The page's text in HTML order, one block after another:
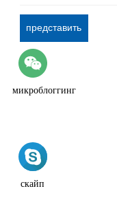
представить
микроблоггинг
скайп